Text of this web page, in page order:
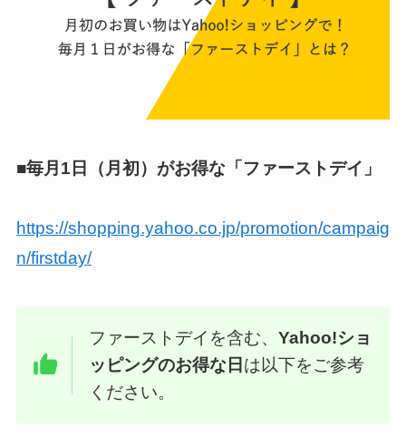
■毎月1日（月初）がお得な「ファーストデイ」
https://shopping.yahoo.co.jp/promotion/campaig
n/firstday/
ファーストデイを含む、 Yahoo!ショ
ッピングのお得な日 は以下をご参考
ください。